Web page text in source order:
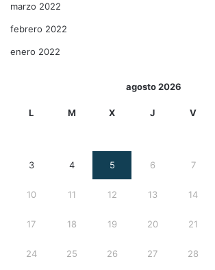
marzo 2022
febrero 2022
enero 2022
agosto 2026
L M X J V
3 4 5 6 7
10 11 12 13 14
17 18 19 20 21
24 25 26 27 28